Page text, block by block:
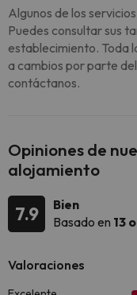
Algunos de los
Puedes consultar sus
establecimiento. Toda
a cambios por parte
contáctanos.
Opiniones de
alojamiento
7.9
Bien
Basado en 13